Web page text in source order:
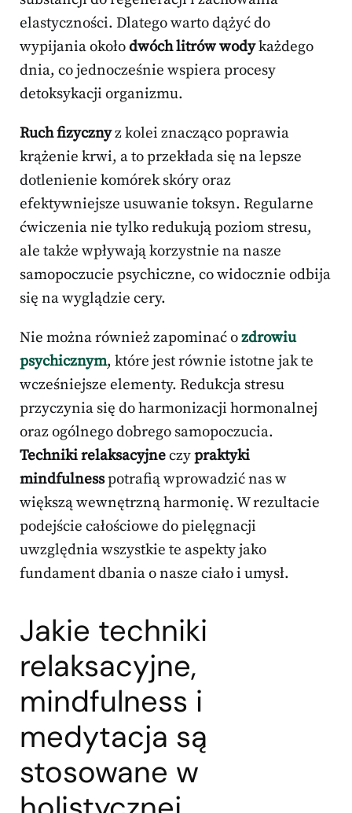
elastyczności. Dlatego warto dążyć do
wypijania okołodwóch litrów wodykażdego
dnia, co jednocześnie wspiera procesy
detoksykacji organizmu.
Ruch fizycznyz kolei znacząco poprawia
krążenie krwi, a to przekłada się na lepsze
dotlenienie komórek skóry oraz
efektywniejsze usuwanie toksyn. Regularne
ćwiczenia nie tylko redukują poziom stresu,
ale także wpływają korzystnie na nasze
samopoczucie psychiczne, co widocznie odbija
się na wyglądzie cery.
Nie można również zapominać ozdrowiu
psychicznym, które jest równie istotne jak te
wcześniejsze elementy. Redukcja stresu
przyczynia się do harmonizacji hormonalnej
oraz ogólnego dobrego samopoczucia.
Techniki relaksacyjneczypraktyki
mindfulnesspotrafią wprowadzić nas w
większą wewnętrzną harmonię. W rezultacie
podejście całościowe do pielęgnacji
uwzględnia wszystkie te aspekty jako
fundament dbania o nasze ciało i umysł.
Jakie techniki
relaksacyjne,
mindfulness i
medytacja są
stosowane w